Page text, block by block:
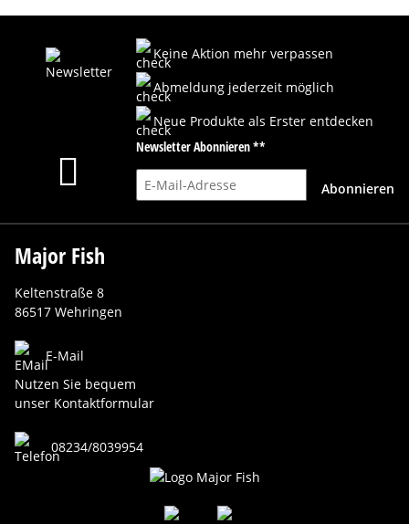
Keine Aktion mehr verpassen
Abmeldung jederzeit möglich
Neue Produkte als Erster entdecken
Newsletter Abonnieren **
E-Mail-Adresse
Abonnieren
Major Fish
Keltenstraße 8
86517 Wehringen
E-Mail
Nutzen Sie bequem
unser Kontaktformular
08234/8039954